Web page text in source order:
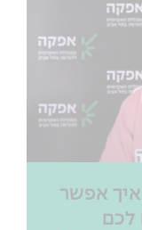
הנדסה - פרק 42: איך אפשר
לכם